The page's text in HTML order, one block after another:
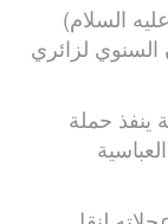
السلام)
السنوي لزائري
ينفذ حملة